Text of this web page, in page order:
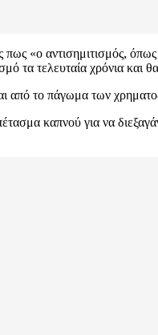
«ο αντισημιτισμός,
τα τελευταία χρόνια
το πάγωμα των
καπνού για να